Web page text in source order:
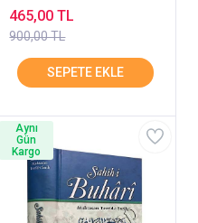
900,00 TL
465,00 TL
Aynı
Gün
Kargo